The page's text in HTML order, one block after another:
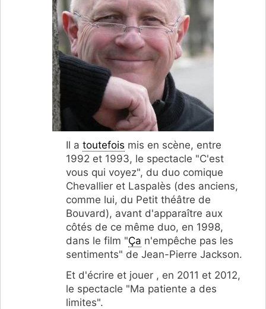
Il a toutefois mis en scène, entre
1992 et 1993, le spectacle "C'est
vous qui voyez", du duo comique
Chevallier et Laspalès (des anciens,
comme lui, du Petit théâtre de
Bouvard), avant d'apparaître aux
côtés de ce même duo, en 1998,
dans le film "Ça n'empêche pas les
sentiments" de Jean-Pierre Jackson.
Et d'écrire et jouer , en 2011 et 2012,
le spectacle "Ma patiente a des
limites".